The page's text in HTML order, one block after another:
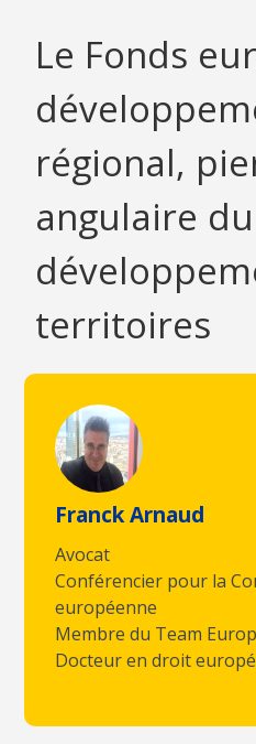
Le Fonds
régional,
angulaire du
territoires
Franck Arnaud
Avocat
Conférencier pour la
européenne
Membre du Team
Docteur en droit